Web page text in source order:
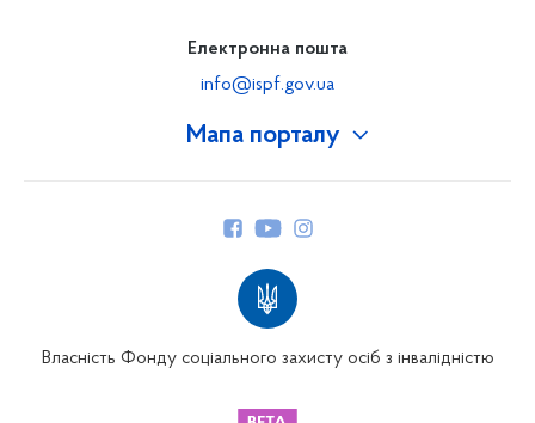
Мапа порталу
Електронна пошта
info@ispf.gov.ua
Власність Фонду соціального захисту осіб з інвалідністю